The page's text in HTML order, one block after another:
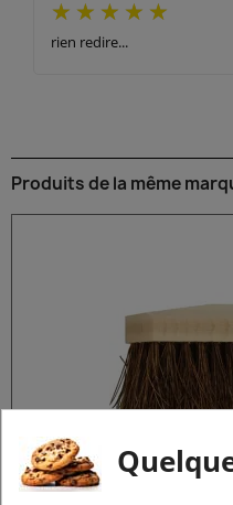
rien redire...
Produits de la même